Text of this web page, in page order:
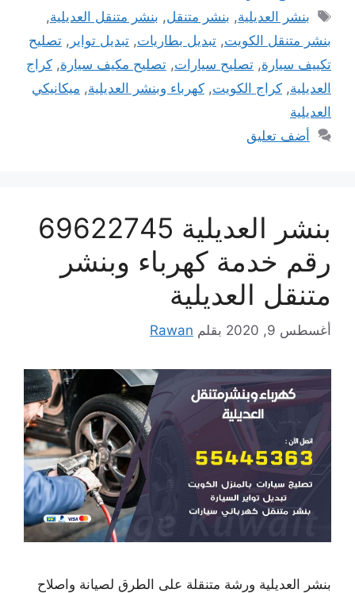
الوسوم
بنشر العديلية, بنشر متنقل, بنشر متنقل العديلية,
بنشر متنقل الكويت, تبديل بطاريات, تبديل تواير , تصليح
تكييف سيارة, تصليح سيارات, تصليح مكيف سيارة, كراج
العديلية, كراج الكويت, كهرباء وبنشر العديلية, ميكانيكي
العديلية
أضف تعليق
بنشر العديلية 69622745
رقم خدمة كهرباء وبنشر
متنقل العديلية
أغسطس 9, 2020 بقلم Rawan
بنشر العديلية ورشة متنقلة على الطرق لصيانة واصلاح